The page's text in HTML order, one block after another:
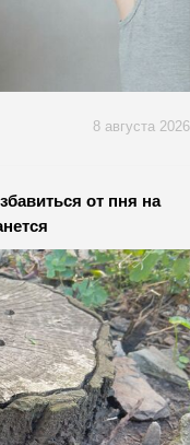
8 августа 2026
от пня на